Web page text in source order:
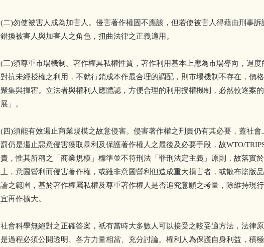
(二)勿使被害人成為加害人。侵害著作權固不應該，但若使被害人得藉由刑事
錯換被害人與加害人之角色，扭曲法律之正義適用。
(三)須尊重市場機制。著作權具私權性質，著作利用基本上應為市場導向，過
對抗未經授權之利用，不就行銷成本作最合理的調配，則市場機制不存在，價
聚集與揮霍。立法者與權利人應體認，方便合理的利用授權機制，必然較逐案
展」。
(四)須能有效遏止商業規模之故意侵害。侵害著作權之刑責仍有其必要，蓋社
罰仍是遏止惡意侵害獲取暴利及保護著作權人之最後及必要手段，故WTO/
責，惟其所稱之「商業規模」標準並不符刑法「罪刑法定主義」原則，故落實
上，意圖營利而侵害著作權，或雖非意圖營利但造成重大損害者，或散布盜版
論之範圍，基於著作權屬私權及尊重著作權人是否追究意願之考量，除維持現
宜再作擴大。
社會科學無絕對之正確答案，祇有當時大多數人可以接受之較妥適方法，法律
是過程必須公開透明、各方力量相當、充分討論。權利人為保護自身利益，積